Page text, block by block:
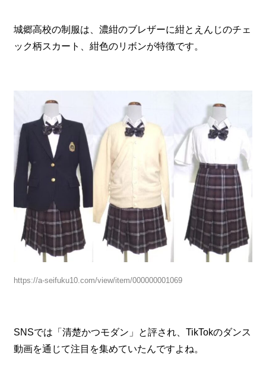
城郷高校の制服は、濃紺のブレザーに紺とえんじのチェ
ック柄スカート、紺色のリボンが特徴です。
https://a-seifuku10.com/view/item/000000001069
SNSでは「清楚かつモダン」と評され、TikTokのダンス
動画を通じて注目を集めていたんですよね。